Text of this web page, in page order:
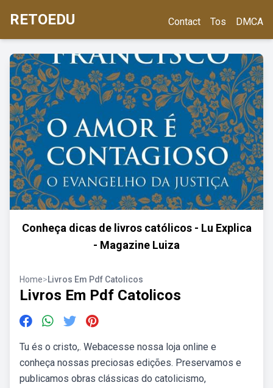
RETOEDU Contact Tos DMCA
Conheça dicas de livros católicos - Lu Explica
- Magazine Luiza
Home>Livros Em Pdf Catolicos
Livros Em Pdf Catolicos
Tu és o cristo,. Webacesse nossa loja online e
conheça nossas preciosas edições. Preservamos e
publicamos obras clássicas do catolicismo,